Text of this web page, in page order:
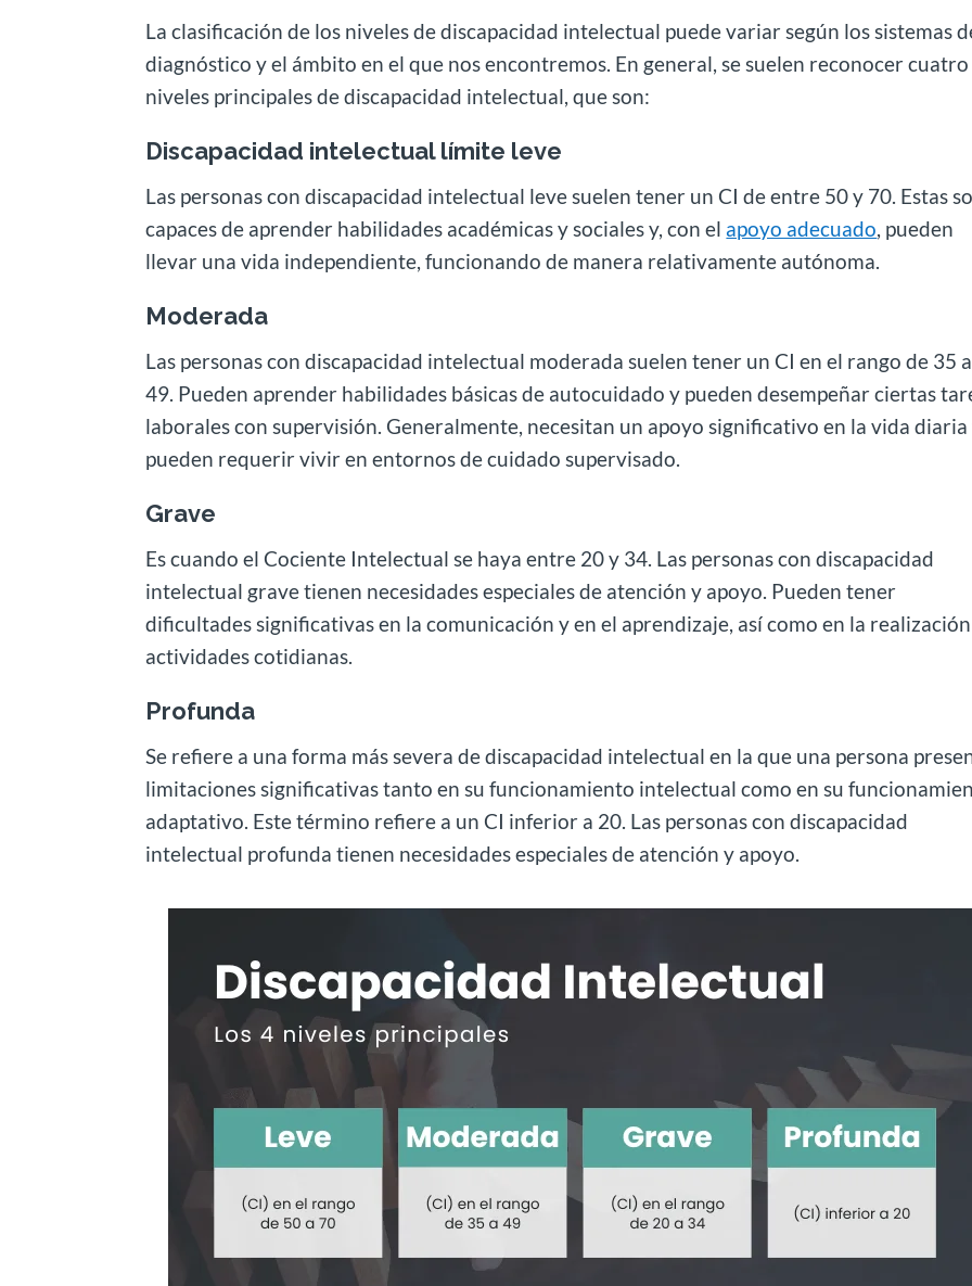
La clasificación de los niveles de discapacidad intelectual puede variar según los sistemas
diagnóstico y el ámbito en el que nos encontremos. En general, se suelen reconocer cuatro
niveles principales de discapacidad intelectual, que son:
Discapacidad intelectual límite leve
Las personas con discapacidad intelectual leve suelen tener un CI de entre 50 y 70. Estas
capaces de aprender habilidades académicas y sociales y, con el apoyo adecuado, pueden
llevar una vida independiente, funcionando de manera relativamente autónoma.
Moderada
Las personas con discapacidad intelectual moderada suelen tener un CI en el rango de 35 a
49. Pueden aprender habilidades básicas de autocuidado y pueden desempeñar ciertas
laborales con supervisión. Generalmente, necesitan un apoyo significativo en la vida diaria
pueden requerir vivir en entornos de cuidado supervisado.
Grave
Es cuando el Cociente Intelectual se haya entre 20 y 34. Las personas con discapacidad
intelectual grave tienen necesidades especiales de atención y apoyo. Pueden tener
dificultades significativas en la comunicación y en el aprendizaje, así como en la
actividades cotidianas.
Profunda
Se refiere a una forma más severa de discapacidad intelectual en la que una persona
limitaciones significativas tanto en su funcionamiento intelectual como en su
adaptativo. Este término refiere a un CI inferior a 20. Las personas con discapacidad
intelectual profunda tienen necesidades especiales de atención y apoyo.